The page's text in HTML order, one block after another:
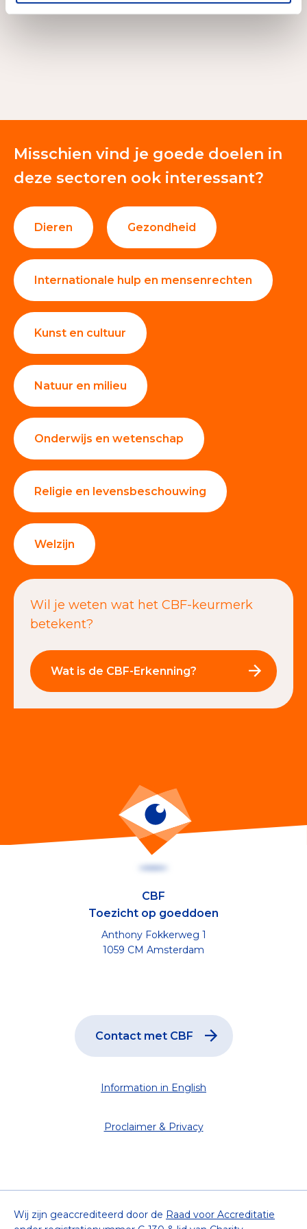
Misschien vind je goede doelen in
deze sectoren ook interessant?
Dieren Gezondheid
Internationale hulp en mensenrechten
Kunst en cultuur
Natuur en milieu
Onderwijs en wetenschap
Religie en levensbeschouwing
Welzijn
Wil je weten wat het CBF-keurmerk
betekent?
Wat is de CBF-Erkenning?
CBF
Toezicht op goeddoen
Anthony Fokkerweg 1
1059 CM Amsterdam
Contact met CBF
Information in English
Proclaimer & Privacy
Wij zijn geaccrediteerd door de Raad voor Accreditatie